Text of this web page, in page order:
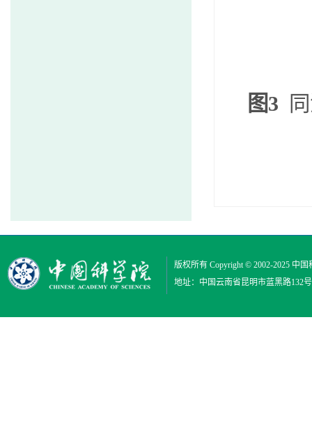
图3
版权所有 Copyright © 2002-2025 中国
地址：中国云南省昆明市蓝黑路